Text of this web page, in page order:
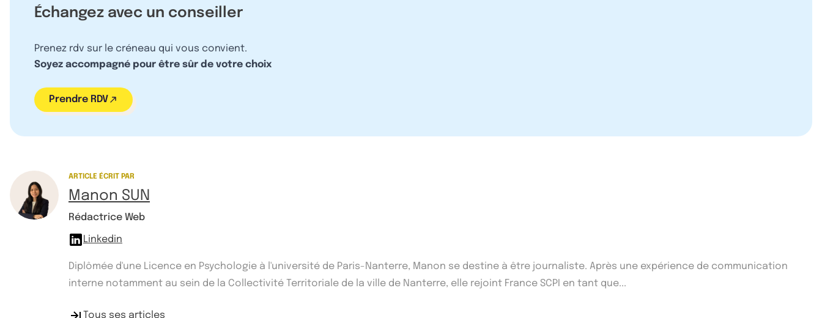
Échangez avec un conseiller
Prenez rdv sur le créneau qui vous convient.
Soyez accompagné pour être sûr de votre choix
Prendre RDV
ARTICLE ÉCRIT PAR
Manon SUN
Rédactrice Web
Linkedin
Diplômée d'une Licence en Psychologie à l'université de Paris-Nanterre, Manon se destine à être journaliste. Après une expérience de communication
interne notamment au sein de la Collectivité Territoriale de la ville de Nanterre, elle rejoint France SCPI en tant que...
Tous ses articles